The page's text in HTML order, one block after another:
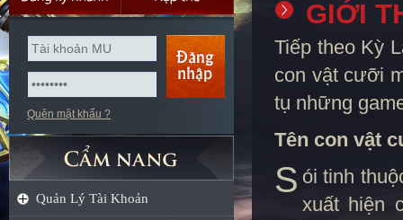
Quên mật khẩu ?
Quản Lý Tài Khoản
GIỚI
Tiếp theo Kỳ
con vật cưỡi
tụ những
Tên con vật
S ói tinh
xuất hiện